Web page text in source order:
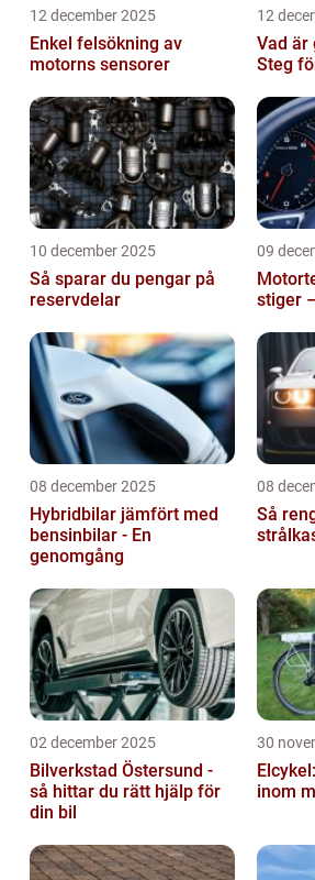
12 december 2025
Enkel felsökning av
motorns sensorer
12
Vad är
Steg
10 december 2025
Så sparar du pengar på
reservdelar
09
stiger
08 december 2025
Hybridbilar jämfört med
bensinbilar - En
genomgång
08
Så
02 december 2025
Bilverkstad Östersund -
så hittar du rätt hjälp för
din bil
30
inom